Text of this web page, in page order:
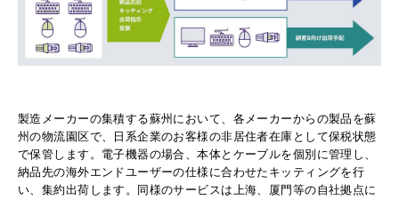
製造メーカーの集積する蘇州において、各メーカーからの製品を蘇
州の物流園区で、日系企業のお客様の非居住者在庫として保税状態
で保管します。電子機器の場合、本体とケーブルを個別に管理し、
納品先の海外エンドユーザーの仕様に合わせたキッティングを行
い、集約出荷します。同様のサービスは上海、厦門等の自社拠点に